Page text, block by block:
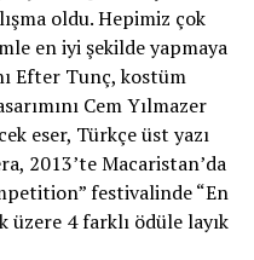
oldu. Hepimiz çok
en iyi şekilde yapmaya
Efter Tunç, kostüm
Cem Yılmazer
eser, Türkçe üst yazı
2013’te Macaristan’da
festivalinde “En
üzere 4 farklı ödüle layık